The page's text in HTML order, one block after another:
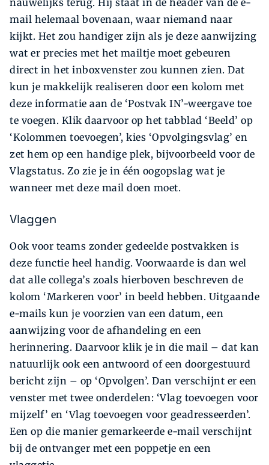
nauwelijks terug. Hij staat in de header van de e-
mail helemaal bovenaan, waar niemand naar
kijkt. Het zou handiger zijn als je deze aanwijzing
wat er precies met het mailtje moet gebeuren
direct in het inboxvenster zou kunnen zien. Dat
kun je makkelijk realiseren door een kolom met
deze informatie aan de ‘Postvak IN’-weergave toe
te voegen. Klik daarvoor op het tabblad ‘Beeld’ op
‘Kolommen toevoegen’, kies ‘Opvolgingsvlag’ en
zet hem op een handige plek, bijvoorbeeld voor de
Vlagstatus. Zo zie je in één oogopslag wat je
wanneer met deze mail doen moet.
Vlaggen
Ook voor teams zonder gedeelde postvakken is
deze functie heel handig. Voorwaarde is dan wel
dat alle collega’s zoals hierboven beschreven de
kolom ‘Markeren voor’ in beeld hebben. Uitgaande
e-mails kun je voorzien van een datum, een
aanwijzing voor de afhandeling en een
herinnering. Daarvoor klik je in die mail – dat kan
natuurlijk ook een antwoord of een doorgestuurd
bericht zijn – op ‘Opvolgen’. Dan verschijnt er een
venster met twee onderdelen: ‘Vlag toevoegen voor
mijzelf’ en ‘Vlag toevoegen voor geadresseerden’.
Een op die manier gemarkeerde e-mail verschijnt
bij de ontvanger met een poppetje en een